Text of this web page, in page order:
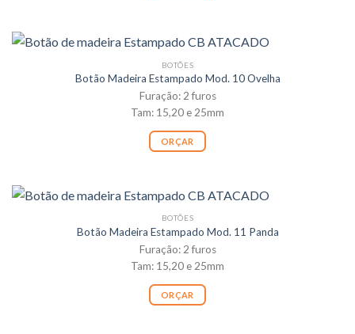
BOTÕES
Botão Madeira Estampado Mod. 10 Ovelha
Furação: 2 furos
Tam: 15,20 e 25mm
ORÇAR
BOTÕES
Botão Madeira Estampado Mod. 11 Panda
Furação: 2 furos
Tam: 15,20 e 25mm
ORÇAR